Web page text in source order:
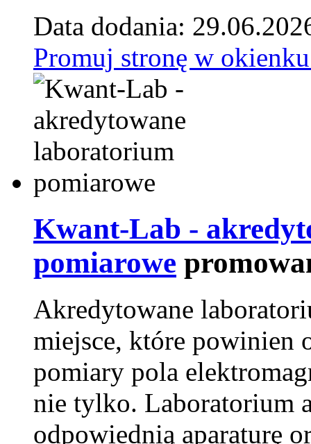
Data dodania:
Promuj stronę w
Kwant-Lab -
pomiarowe
Akredytowane
miejsce, które powinien
pomiary pola
nie tylko. Laboratorium
odpowiednią aparaturę